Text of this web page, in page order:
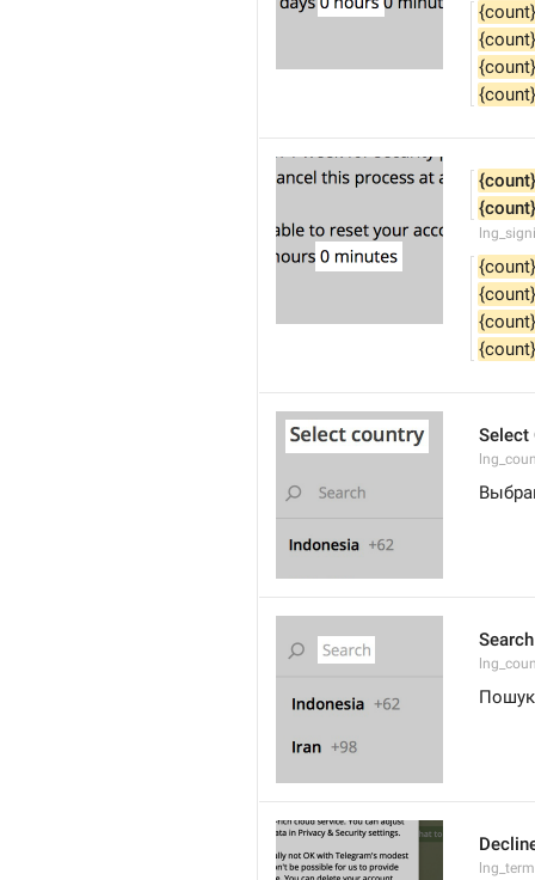
{count}
{count}
{count}
{count}
{count}
{count}
{count}
{count}
{count}
{count}
Select
Search
Пошук